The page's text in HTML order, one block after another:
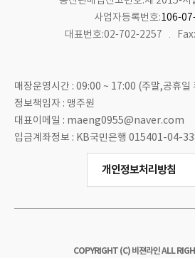
사업자등록번호:106-
대표번호:02-702-2257
매장운영시간 : 09:00 ~ 17:00 (주말,공휴일
정보책임자 : 맹주원
대표이메일 : maeng0955@naver.com
입금계좌정보 : KB국민은행 015401-04-
개인정보처리방침
COPYRIGHT (C) 비젼라인 ALL